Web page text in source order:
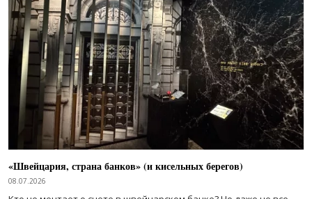
«Швейцария, страна банков» (и кисельных берегов)
08.07.2026